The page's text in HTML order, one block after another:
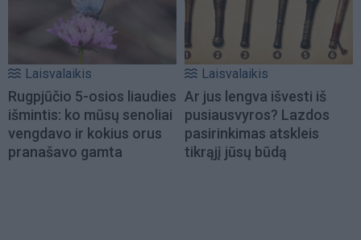
Laisvalaikis
Rugpjūčio 5-osios liaudies
išmintis: ko mūsų senoliai
vengdavo ir kokius orus
pranašavo gamta
Laisvalaikis
Ar jus lengva išvesti iš
pusiausvyros? Lazdos
pasirinkimas atskleis
tikrąjį jūsų būdą